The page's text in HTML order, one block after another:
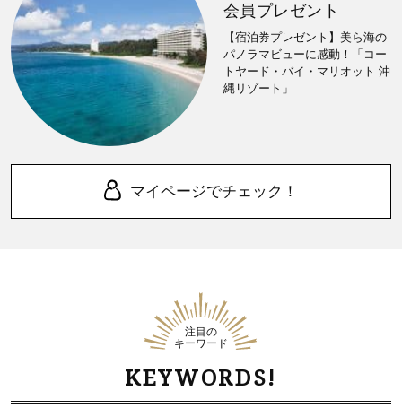
会員プレゼント
【宿泊券プレゼント】美ら海の
パノラマビューに感動！「コー
トヤード・バイ・マリオット 沖
縄リゾート」
マイページでチェック！
注目の
キーワード
KEYWORDS!